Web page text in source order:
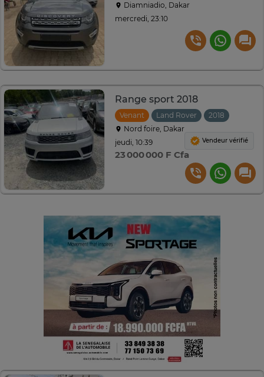
Diamniadio, Dakar
mercredi, 23:10
Range sport 2018
Venant Land Rover 2018
Nord foire, Dakar
jeudi, 10:39
23 000 000 F Cfa
Vendeur vérifié